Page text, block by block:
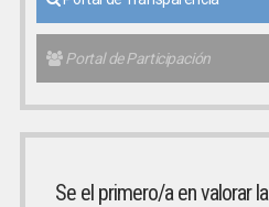
Portal de Participación
Se el primero/a en valorar